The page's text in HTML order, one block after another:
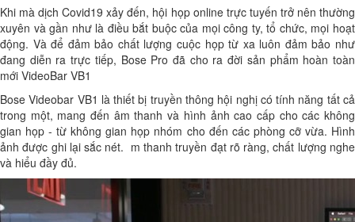
Khi mà dịch Covid19 xảy đến, hội họp online trực tuyến trở nên thường
xuyên và gần như là điều bắt buộc của mọi công ty, tổ chức, mọi hoạt
động. Và để đảm bảo chất lượng cuộc họp từ xa luôn đảm bảo như
đang diễn ra trực tiếp, Bose Pro đã cho ra đời sản phẩm hoàn toàn
mới VideoBar VB1
Bose Videobar VB1 là thiết bị truyền thông hội nghị có tính năng tất cả
trong một, mang đến âm thanh và hình ảnh cao cấp cho các không
gian họp - từ không gian họp nhóm cho đến các phòng cỡ vừa. Hình
ảnh được ghi lại sắc nét. m thanh truyền đạt rõ ràng, chất lượng nghe
và hiểu đầy đủ.